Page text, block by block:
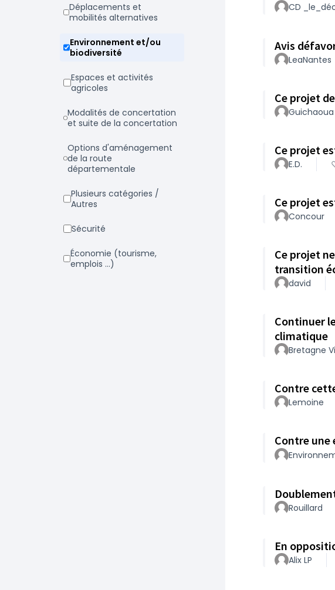
Déplacements et
mobilités alternatives
Environnement et/ou
biodiversité
Espaces et activités
agricoles
Modalités de concertation
et suite de la concertation
Options d'aménagement
de la route
départementale
Plusieurs catégories /
Autres
Sécurité
Économie (tourisme,
emplois ...)
CD
Avis
LeaNantes
Ce projet
Guichaoua
Ce projet
E.D.
Ce projet
Concour
Ce projet
transition
david
Continuer
climatique
Bretagne
Contre
Lemoine
Contre une
Rouillard
En
Alix LP